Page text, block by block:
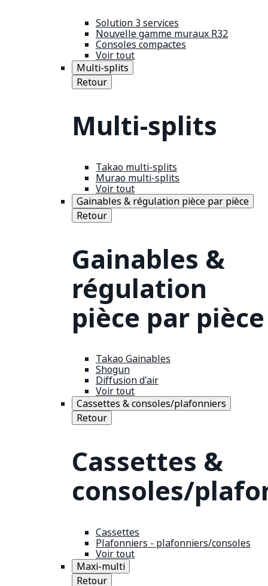
Solution 3 services
Nouvelle gamme muraux R32
Consoles compactes
Voir tout
Multi-splits
Retour
Multi-splits
Takao multi-splits
Murao multi-splits
Voir tout
Gainables & régulation pièce par pièce
Retour
Gainables &
régulation
pièce par pièce
Takao Gainables
Shogun
Diffusion d'air
Voir tout
Cassettes & consoles/plafonniers
Retour
Cassettes &
consoles/
Cassettes
Plafonniers - plafonniers/consoles
Voir tout
Maxi-multi
Retour